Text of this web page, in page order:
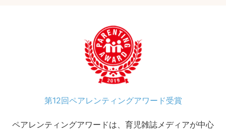
第12回ペアレンティングアワード受賞
ペアレンティングアワードは、育児雑誌メディアが中心